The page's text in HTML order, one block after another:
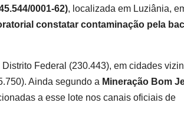
0001-62), localizada em Luziânia,
constatar contaminação pela
Federal (230.443), em cidades
Ainda segundo a Mineração Bom
a esse lote nos canais oficiais de